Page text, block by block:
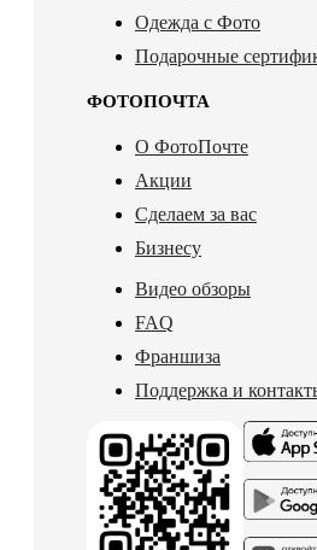
Одежда с Фото
Подарочные
ФОТОПОЧТА
О ФотоПочте
Акции
Сделаем за вас
Бизнесу
Видео обзоры
FAQ
Франшиза
Поддержка и